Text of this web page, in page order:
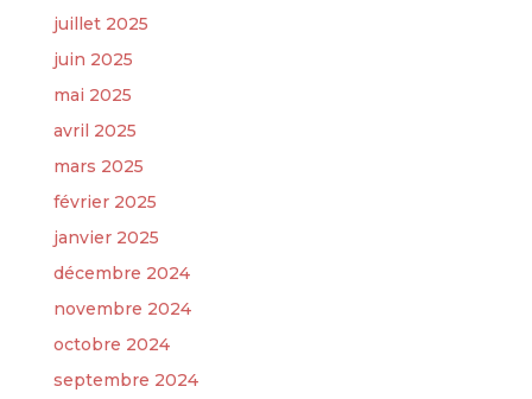
juillet 2025
juin 2025
mai 2025
avril 2025
mars 2025
février 2025
janvier 2025
décembre 2024
novembre 2024
octobre 2024
septembre 2024